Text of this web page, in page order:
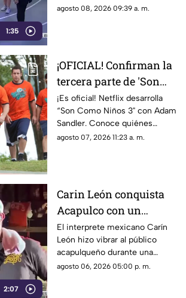
1:35
televisión
medios.
agosto 08, 2026 09:39 a. m.
¡OFICIAL! Confirman la
tercera parte de 'Son
Como Niños' con Adam
Sandler.
¡Es oficial! Netflix desarrolla
“Son Como Niños 3" con Adam
Sandler. Conoce quiénes
podrían regresar al elenco.
agosto 07, 2026 11:23 a. m.
2:07
Carin León conquista
Acapulco con un
emotivo concierto,
aunque el clima obliga
a acortar la velada
El interprete mexicano Carín
León hizo vibrar al público
acapulqueño durante una
velada repleta de música,
agosto 06, 2026 05:00 p. m.